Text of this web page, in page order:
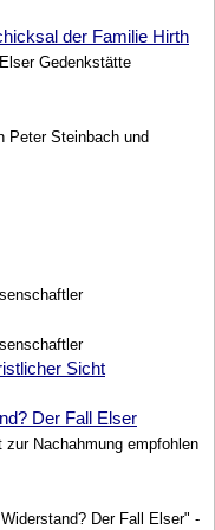
der Familie Hirth
Gedenkstätte
Peter Steinbach und
Sicht
Der Fall Elser
Nachahmung empfohlen
Der Fall Elser" -